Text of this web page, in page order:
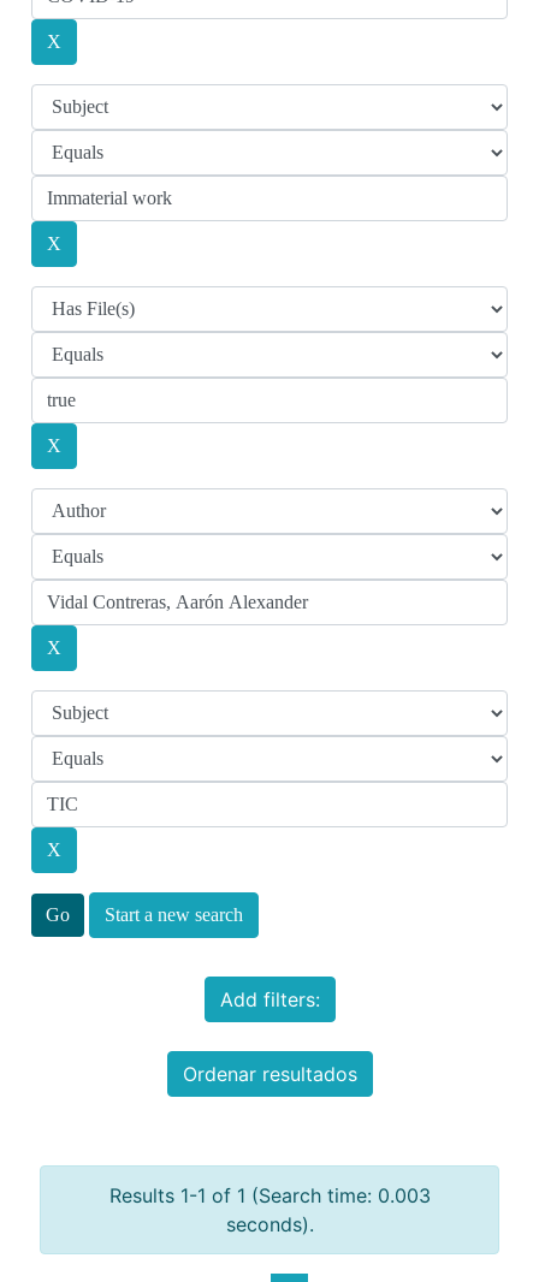
Start a new search
Add filters:
Ordenar resultados
Results 1-1 of 1 (Search time: 0.003
seconds).